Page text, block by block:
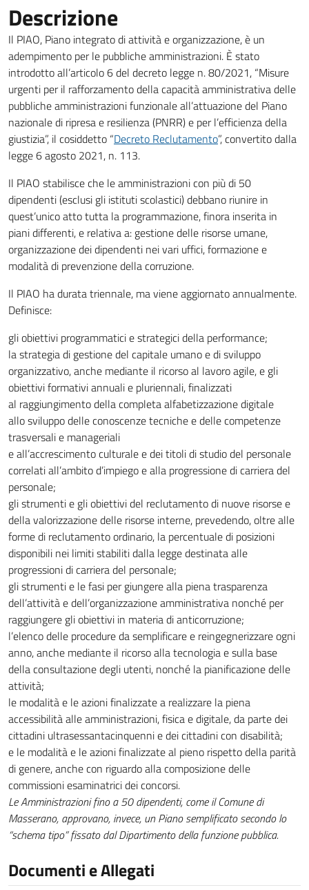
Descrizione
Il PIAO, Piano integrato di attività e organizzazione, è un
adempimento per le pubbliche amministrazioni. È stato
introdotto all’articolo 6 del decreto legge n. 80/2021, “Misure
urgenti per il rafforzamento della capacità amministrativa delle
pubbliche amministrazioni funzionale all’attuazione del Piano
nazionale di ripresa e resilienza (PNRR) e per l’efficienza della
giustizia”, il cosiddetto “Decreto Reclutamento”, convertito dalla
legge 6 agosto 2021, n. 113.
Il PIAO stabilisce che le amministrazioni con più di 50
dipendenti (esclusi gli istituti scolastici) debbano riunire in
quest’unico atto tutta la programmazione, finora inserita in
piani differenti, e relativa a: gestione delle risorse umane,
organizzazione dei dipendenti nei vari uffici, formazione e
modalità di prevenzione della corruzione.
Il PIAO ha durata triennale, ma viene aggiornato annualmente.
Definisce:
gli obiettivi programmatici e strategici della performance;
la strategia di gestione del capitale umano e di sviluppo
organizzativo, anche mediante il ricorso al lavoro agile, e gli
obiettivi formativi annuali e pluriennali, finalizzati
al raggiungimento della completa alfabetizzazione digitale
allo sviluppo delle conoscenze tecniche e delle competenze
trasversali e manageriali
e all’accrescimento culturale e dei titoli di studio del personale
correlati all’ambito d’impiego e alla progressione di carriera del
personale;
gli strumenti e gli obiettivi del reclutamento di nuove risorse e
della valorizzazione delle risorse interne, prevedendo, oltre alle
forme di reclutamento ordinario, la percentuale di posizioni
disponibili nei limiti stabiliti dalla legge destinata alle
progressioni di carriera del personale;
gli strumenti e le fasi per giungere alla piena trasparenza
dell’attività e dell’organizzazione amministrativa nonché per
raggiungere gli obiettivi in materia di anticorruzione;
l’elenco delle procedure da semplificare e reingegnerizzare ogni
anno, anche mediante il ricorso alla tecnologia e sulla base
della consultazione degli utenti, nonché la pianificazione delle
attività;
le modalità e le azioni finalizzate a realizzare la piena
accessibilità alle amministrazioni, fisica e digitale, da parte dei
cittadini ultrasessantacinquenni e dei cittadini con disabilità;
e le modalità e le azioni finalizzate al pieno rispetto della parità
di genere, anche con riguardo alla composizione delle
commissioni esaminatrici dei concorsi.
Le Amministrazioni fino a 50 dipendenti, come il Comune di
Masserano, approvano, invece, un Piano semplificato secondo lo
“schema tipo” fissato dal Dipartimento della funzione pubblica.
Documenti e Allegati